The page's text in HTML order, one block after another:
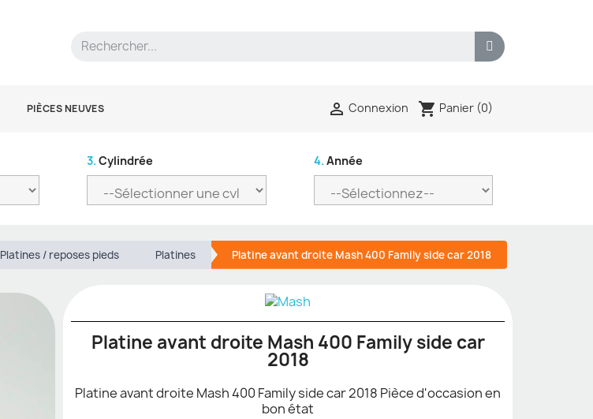
PIÈCES NEUVES  Connexion shopping_cart Panier (0)
3. Cylindrée 4. Année
Platines / reposes pieds Platines Platine avant droite Mash 400 Family side car 2018
Platine avant droite Mash 400 Family side car
2018
Platine avant droite Mash 400 Family side car 2018 Pièce d'occasion en
bon état